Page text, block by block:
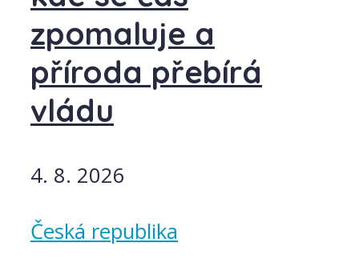
zpomaluje a
příroda přebírá
vládu
4. 8. 2026
Česká republika